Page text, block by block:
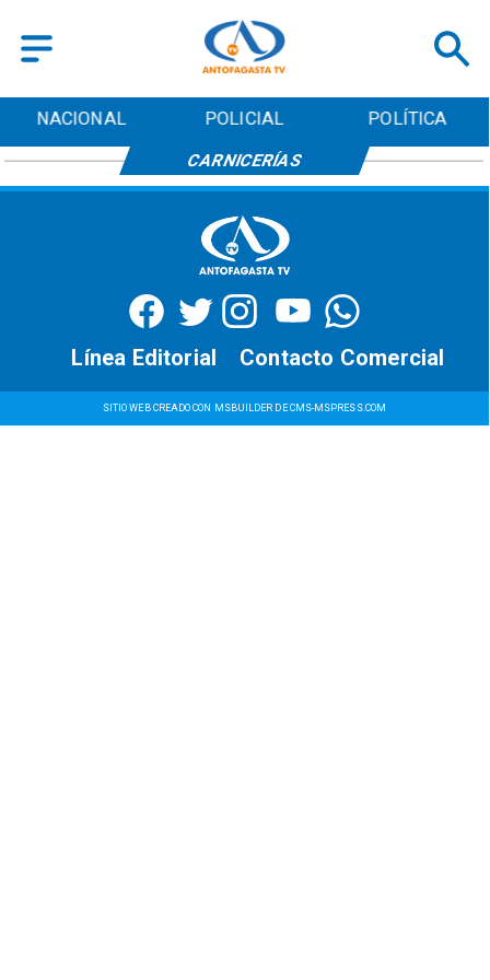
NACIONAL POLICIAL POLÍTICA
CARNICERÍAS
SITIO WEB CREADO CON MSBUILDER DE CMS-MSPRESS.COM
Contacto Comercial
Línea Editorial